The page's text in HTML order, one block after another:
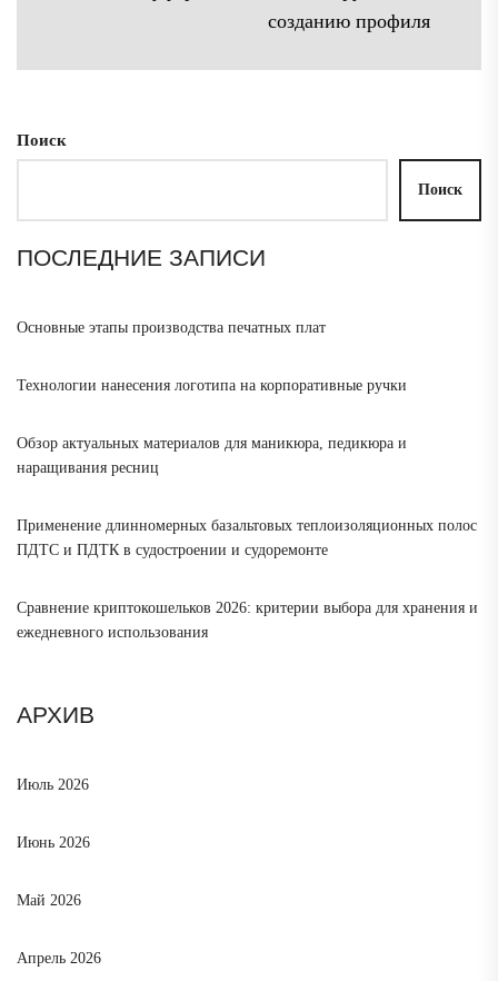
созданию профиля
Поиск
Поиск
ПОСЛЕДНИЕ ЗАПИСИ
Основные этапы производства печатных плат
Технологии нанесения логотипа на корпоративные ручки
Обзор актуальных материалов для маникюра, педикюра и
наращивания ресниц
Применение длинномерных базальтовых теплоизоляционных полос
ПДТС и ПДТК в судостроении и судоремонте
Сравнение криптокошельков 2026: критерии выбора для хранения и
ежедневного использования
АРХИВ
Июль 2026
Июнь 2026
Май 2026
Апрель 2026